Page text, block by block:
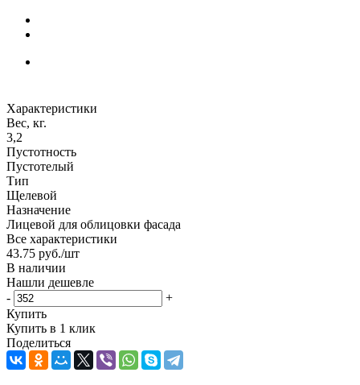
Характеристики
Вес, кг.
3,2
Пустотность
Пустотелый
Тип
Щелевой
Назначение
Лицевой для облицовки фасада
Все характеристики
43.75 руб./шт
В наличии
Нашли дешевле
-
+
Купить
Купить в 1 клик
Поделиться